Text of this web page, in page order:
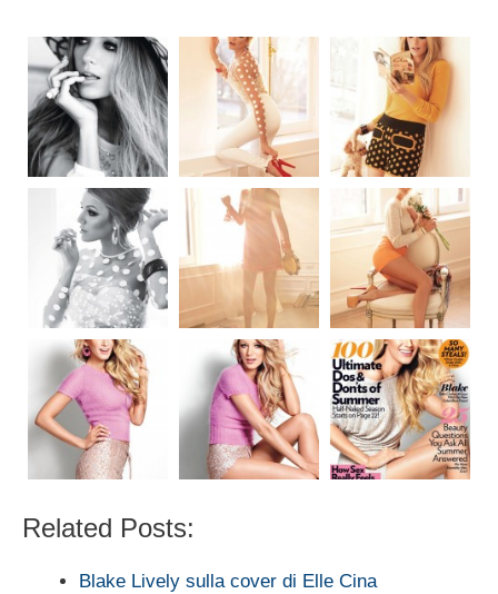
Related Posts:
Blake Lively sulla cover di Elle Cina